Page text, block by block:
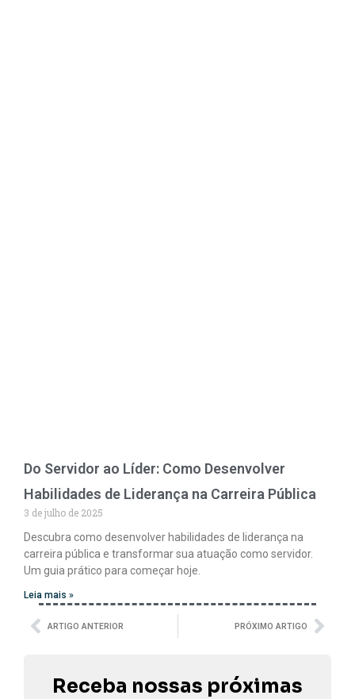
Do Servidor ao Líder: Como Desenvolver
Habilidades de Liderança na Carreira Pública
3 de julho de 2025
Descubra como desenvolver habilidades de liderança na
carreira pública e transformar sua atuação como servidor.
Um guia prático para começar hoje.
Leia mais »
ARTIGO ANTERIOR PRÓXIMO ARTIGO
Receba nossas próximas